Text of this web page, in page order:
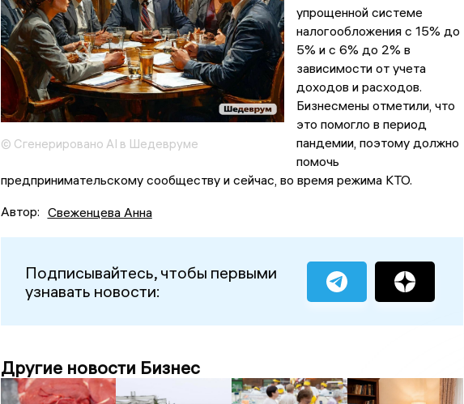
© Сгенерировано AI в Шедевруме
упрощенной системе
налогообложения с 15% до
5% и с 6% до 2% в
зависимости от учета
доходов и расходов.
Бизнесмены отметили, что
это помогло в период
пандемии, поэтому должно
помочь
предпринимательскому сообществу и сейчас, во время режима КТО.
Автор: Свеженцева Анна
Подписывайтесь, чтобы первыми
узнавать новости:
Другие новости Бизнес